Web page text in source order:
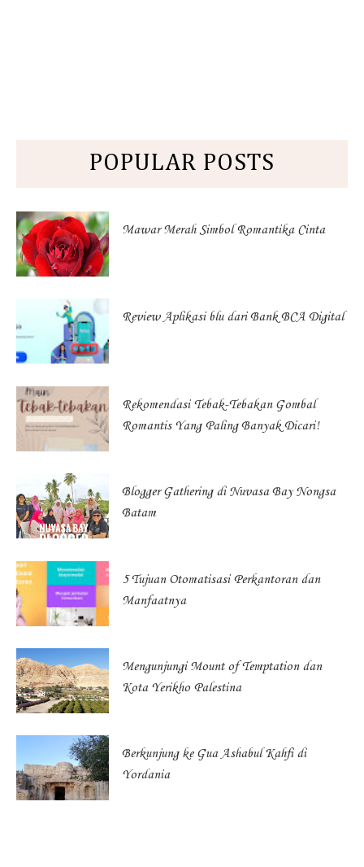
POPULAR POSTS
Mawar Merah Simbol Romantika Cinta
Review Aplikasi blu dari Bank BCA Digital
Rekomendasi Tebak-Tebakan Gombal
Romantis Yang Paling Banyak Dicari!
Blogger Gathering di Nuvasa Bay Nongsa
Batam
5 Tujuan Otomatisasi Perkantoran dan
Manfaatnya
Mengunjungi Mount of Temptation dan
Kota Yerikho Palestina
Berkunjung ke Gua Ashabul Kahfi di
Yordania